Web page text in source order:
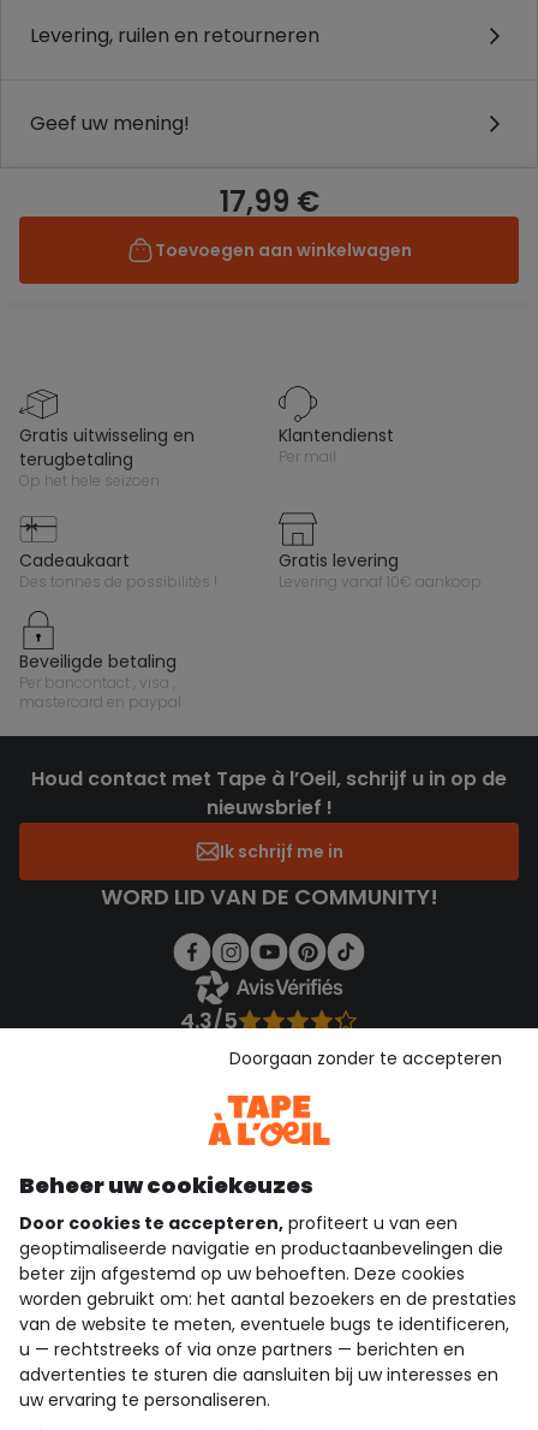
Levering, ruilen en retourneren
Geef uw mening!
17,99 €
Toevoegen aan winkelwagen
gratis uitwisseling en
terugbetaling
op het hele seizoen
klantendienst
per mail
cadeaukaart
des tonnes de possibilités !
gratis levering
levering vanaf 10€ aankoop
beveiligde betaling
per bancontact , visa ,
mastercard en paypal
Houd contact met Tape à l’Oeil, schrijf u in op de
nieuwsbrief !
Ik schrijf me in
WORD LID VAN DE COMMUNITY!
4.3/5
Bekijk de vertrouwensverklaring
Download onze applicatie
Ontdek onze applicatie
wie zijn we?
hulp nodig
loyalty club
Beheer uw cookiekeuzes
Door cookies te accepteren, profiteert u van een
geoptimaliseerde navigatie en productaanbevelingen die
beter zijn afgestemd op uw behoeften. Deze cookies
worden gebruikt om: het aantal bezoekers en de prestaties
van de website te meten, eventuele bugs te identificeren,
u — rechtstreeks of via onze partners — berichten en
advertenties te sturen die aansluiten bij uw interesses en
uw ervaring te personaliseren.
Doorgaan zonder te accepteren